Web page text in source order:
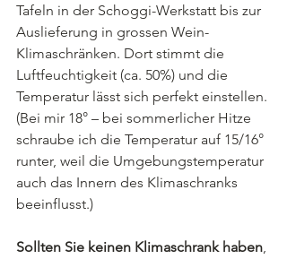
Tafeln in der Schoggi-Werkstatt bis zur
Auslieferung in grossen Wein-
Klimaschränken. Dort stimmt die
Luftfeuchtigkeit (ca. 50%) und die
Temperatur lässt sich perfekt einstellen.
(Bei mir 18° – bei sommerlicher Hitze
schraube ich die Temperatur auf 15/16°
runter, weil die Umgebungstemperatur
auch das Innern des Klimaschranks
beeinflusst.)
Sollten Sie keinen Klimaschrank haben,